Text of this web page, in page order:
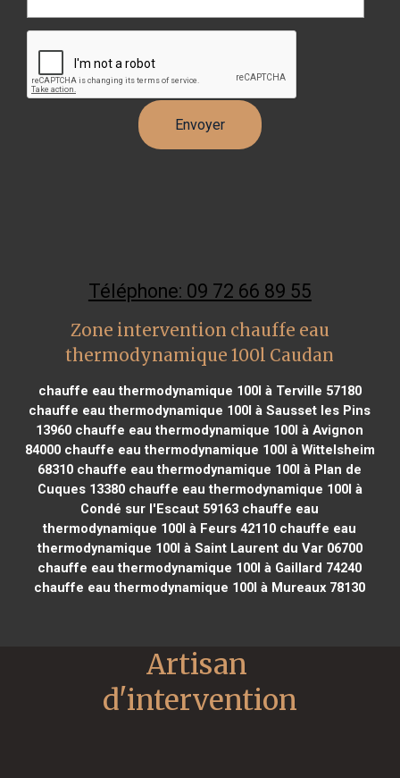
Téléphone: 09 72 66 89 55
Zone intervention chauffe eau
thermodynamique 100l Caudan
chauffe eau thermodynamique 100l à Terville 57180
chauffe eau thermodynamique 100l à Sausset les Pins
13960 chauffe eau thermodynamique 100l à Avignon
84000chauffe eau thermodynamique 100l à Wittelsheim
68310 chauffe eau thermodynamique 100l à Plan de
Cuques 13380chauffe eau thermodynamique 100l à
Condé sur l'Escaut 59163 chauffe eau
thermodynamique 100l à Feurs 42110 chauffe eau
thermodynamique 100l à Saint Laurent du Var 06700
chauffe eau thermodynamique 100l à Gaillard 74240
chauffe eau thermodynamique 100l à Mureaux 78130
Artisan
d'intervention